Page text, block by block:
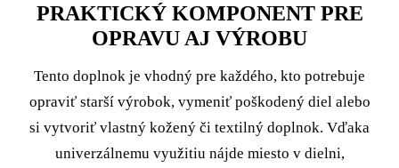
PRAKTICKÝ KOMPONENT PRE
OPRAVU AJ VÝROBU
Tento doplnok je vhodný pre každého, kto potrebuje
opraviť starší výrobok, vymeniť poškodený diel alebo
si vytvoriť vlastný kožený či textilný doplnok. Vďaka
univerzálnemu využitiu nájde miesto v dielni,